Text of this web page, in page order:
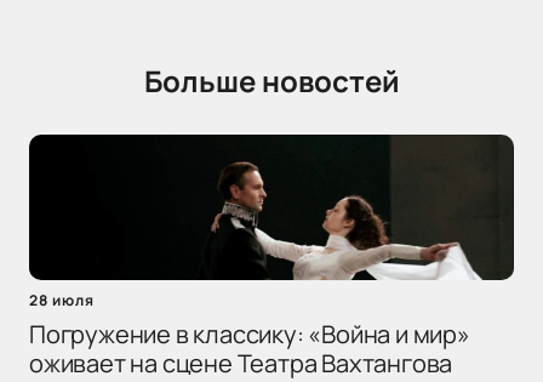
Больше новостей
28 июля
Погружение в классику: «Война и мир»
оживает на сцене Театра Вахтангова